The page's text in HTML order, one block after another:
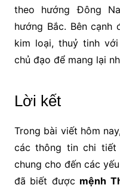
theo hướng Đông
hướng Bắc. Bên
kim loại, thuỷ tinh
chủ đạo để mang lại
Lời kết
Trong bài viết hôm
các thông tin chi tiết
chung cho đến các
đã biết được mệnh